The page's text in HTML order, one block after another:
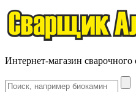
Интернет-магазин сварочного